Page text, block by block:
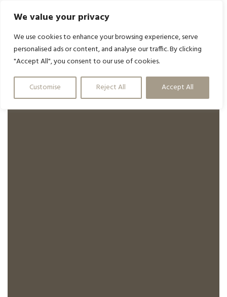
We value your privacy
We use cookies to enhance your browsing experience, serve
personalised ads or content, and analyse our traffic. By clicking
"Accept All", you consent to our use of cookies.
Customise Reject All Accept All